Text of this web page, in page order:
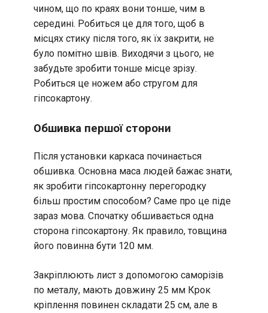
чином, що по краях вони тонше, чим в
середині. Робиться це для того, щоб в
місцях стику після того, як їх закрити, не
було помітно швів. Виходячи з цього, не
забудьте зробити тонше місце зрізу.
Робиться це ножем або стругом для
гіпсокартону.
Обшивка першої сторони
Після установки каркаса починається
обшивка. Основна маса людей бажає знати,
як зробити гіпсокартонну перегородку
більш простим способом? Саме про це піде
зараз мова. Спочатку обшивається одна
сторона гіпсокартону. Як правило, товщина
його повинна бути 120 мм.
Закріплюють лист з допомогою саморізів
по металу, мають довжину 25 мм Крок
кріплення повинен складати 25 см, але в